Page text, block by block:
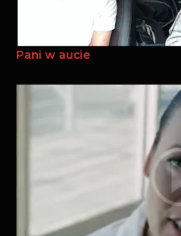
Pani w aucie